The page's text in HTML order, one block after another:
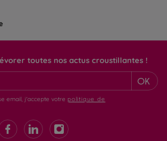
toutes nos actus croustillantes !
OK
email, j'accepte votre politique de